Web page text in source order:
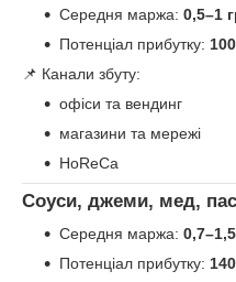
Середня маржа: 0,5–1
Потенціал прибутку:
📌 Канали збуту:
офіси та вендинг
магазини та мережі
HoReCa
Соуси, джеми, мед,
Середня маржа:
Потенціал прибутку: